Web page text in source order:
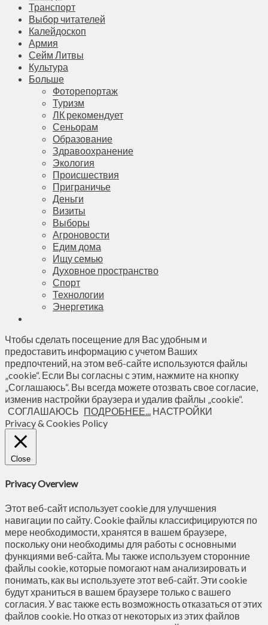
Транспорт
Выбор читателей
Калейдоскоп
Армия
Сейм Литвы
Культура
Больше
Фоторепортаж
Туризм
ЛК рекомендует
Сеньорам
Образование
Здравоохранение
Экология
Происшествия
Приграничье
Деньги
Визиты
Выборы
Агроновости
Едим дома
Ищу семью
Духовное пространство
Спорт
Технологии
Энергетика
Чтобы сделать посещение для Вас удобным и
предоставить информацию с учетом Ваших
предпочтений, на этом веб-сайте используются файлы
„cookie“. Если Вы согласны с этим, нажмите на кнопку
„Соглашаюсь“. Вы всегда можете отозвать свое согласие,
изменив настройки браузера и удалив файлы „cookie“.
СОГЛАШАЮСЬ ПОДРОБНЕЕ... НАСТРОЙКИ
Privacy & Cookies Policy
Close
Privacy Overview
Этот веб-сайт использует cookie для улучшения
навигации по сайту. Сookie файлы классифицируются по
мере необходимости, хранятся в вашем браузере,
поскольку они необходимы для работы с основными
функциями веб-сайта. Мы также используем сторонние
файлы cookie, которые помогают нам анализировать и
понимать, как вы используете этот веб-сайт. Эти cookie
будут храниться в вашем браузере только с вашего
согласия. У вас также есть возможность отказаться от этих
файлов cookie. Но отказ от некоторых из этих файлов